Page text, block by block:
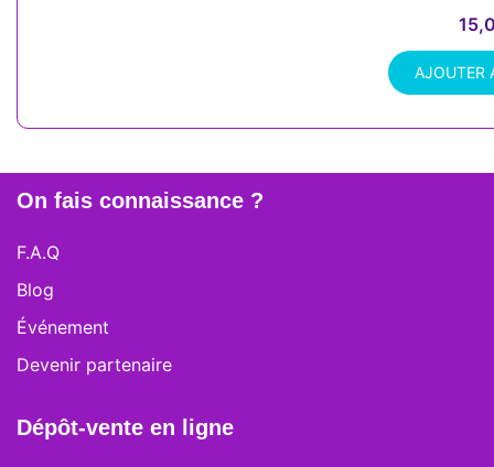
AJOUTER
On fais connaissance ?
F.A.Q
Blog
Événement
Devenir partenaire
Dépôt-vente en ligne